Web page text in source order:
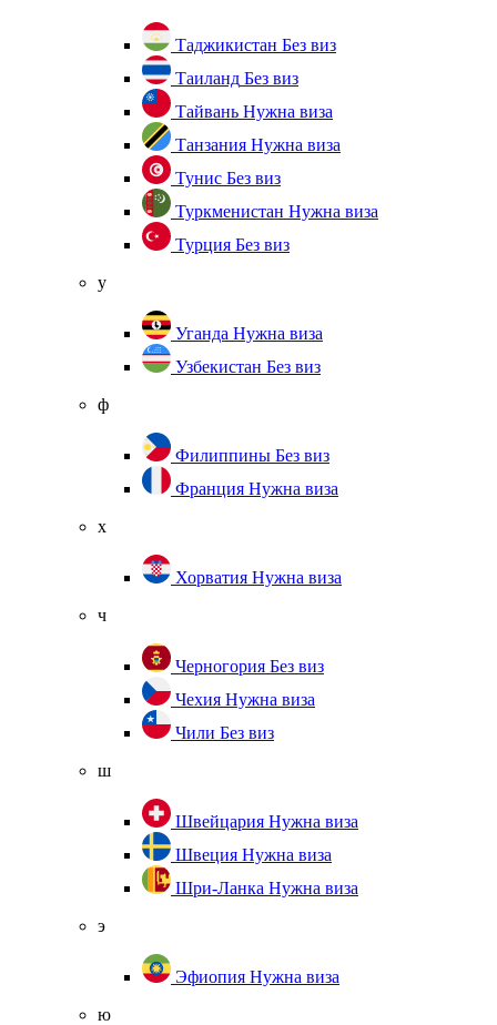
Таджикистан Без виз
Таиланд Без виз
Тайвань Нужна виза
Танзания Нужна виза
Тунис Без виз
Туркменистан Нужна виза
Турция Без виз
у
Уганда Нужна виза
Узбекистан Без виз
ф
Филиппины Без виз
Франция Нужна виза
х
Хорватия Нужна виза
ч
Черногория Без виз
Чехия Нужна виза
Чили Без виз
ш
Швейцария Нужна виза
Швеция Нужна виза
Шри-Ланка Нужна виза
э
Эфиопия Нужна виза
ю